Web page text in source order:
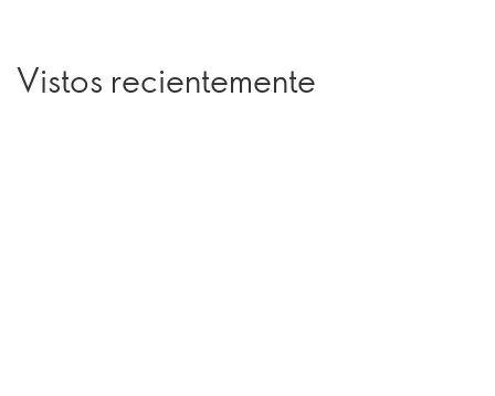
Vistos recientemente